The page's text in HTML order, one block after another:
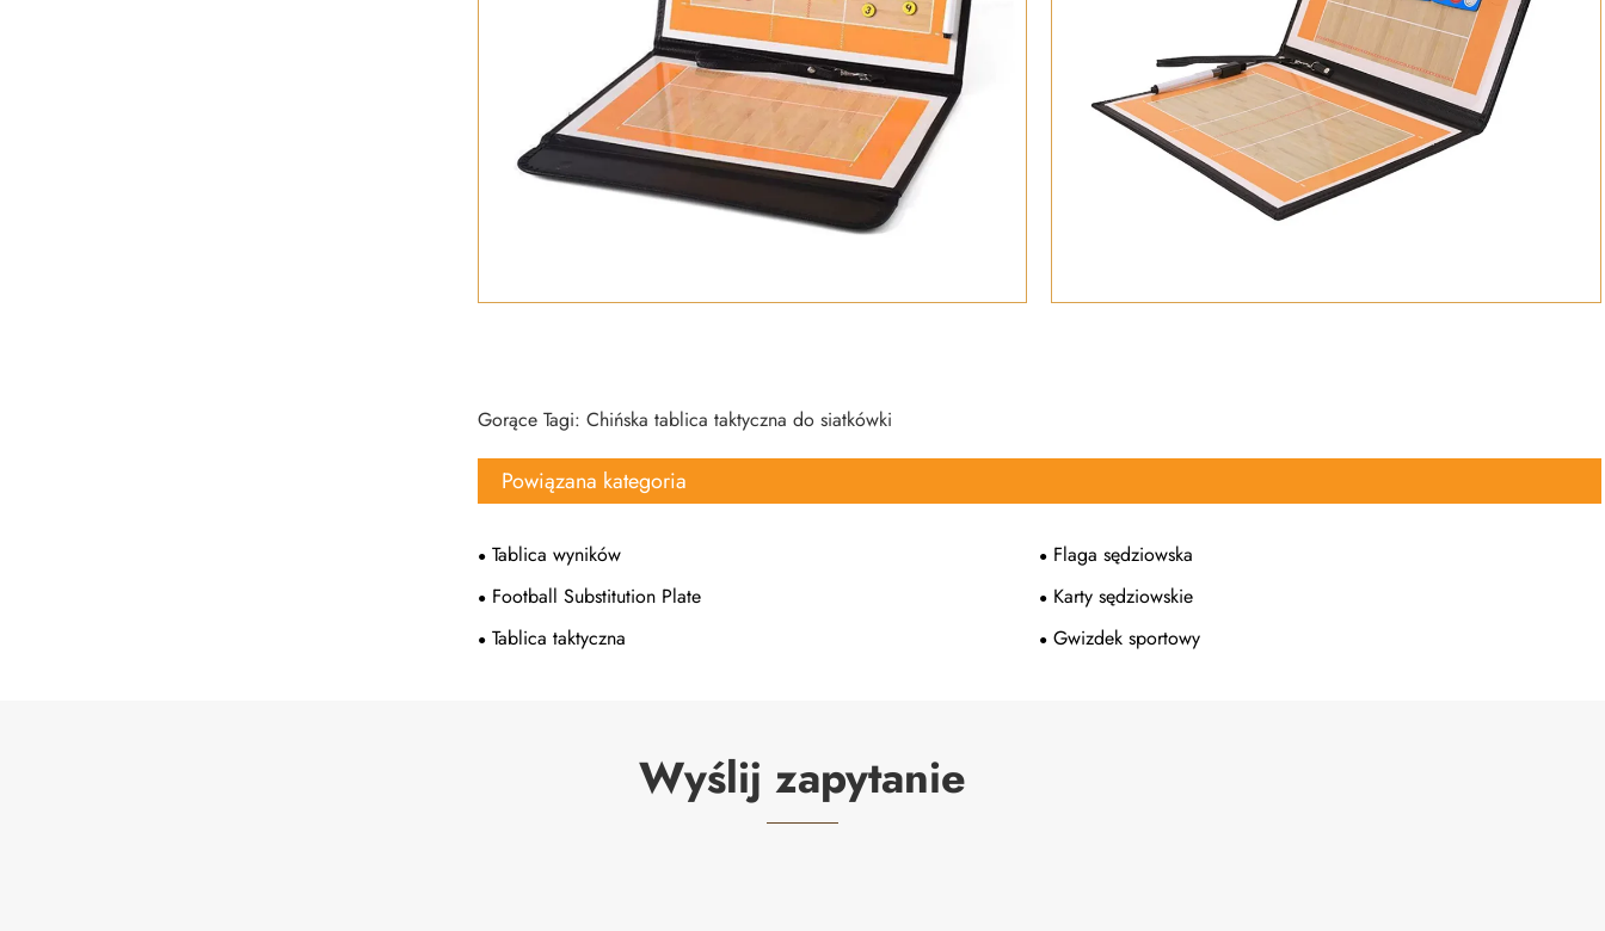
Gorące Tagi: Chińska tablica taktyczna do siatkówki
Powiązana kategoria
Tablica wyników
Flaga sędziowska
Football Substitution Plate
Karty sędziowskie
Tablica taktyczna
Gwizdek sportowy
Wyślij zapytanie